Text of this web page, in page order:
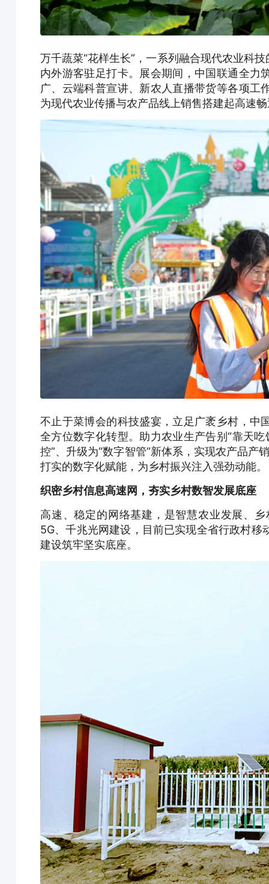
万千蔬菜“花样生长”，一系列融合现代农业科
内外游客驻足打卡。展会期间，中国联通全力
广、云端科普宣讲、新农人直播带货等各项工
为现代农业传播与农产品线上销售搭建起高速
不止于菜博会的科技盛宴，立足广袤乡村，中
全方位数字化转型。助力农业生产告别“靠天
控”、升级为“数字智管”新体系，实现农产品产
打实的数字化赋能，为乡村振兴注入强劲动能。
织密乡村信息高速网，夯实乡村数智发展底座
高速、稳定的网络基建，是智慧农业发展、
5G、千兆光网建设，目前已实现全省行政村
建设筑牢坚实底座。